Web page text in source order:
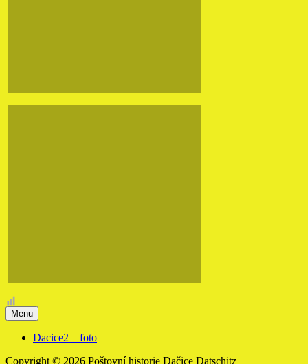
Menu
Dacice2 – foto
Copyright © 2026 Poštovní historie Dačice Datschitz